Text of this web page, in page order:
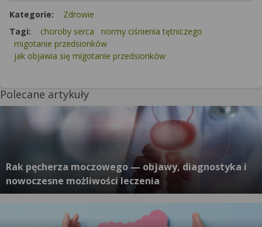
Kategorie:
Zdrowie
Tagi:
choroby serca
normy ciśnienia tętniczego
migotanie przedsionków
jak objawia się migotanie przedsionków
Polecane artykuły
Rak pęcherza moczowego — objawy, diagnostyka i
nowoczesne możliwości leczenia